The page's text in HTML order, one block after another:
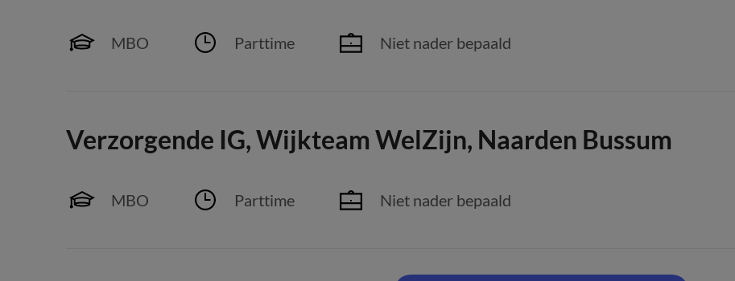
MBO Parttime Niet nader bepaald
Verzorgende IG, Wijkteam WelZijn, Naarden Bussum
MBO Parttime Niet nader bepaald